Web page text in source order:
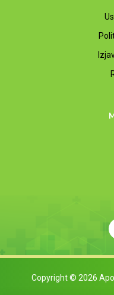
Copyright © 2026